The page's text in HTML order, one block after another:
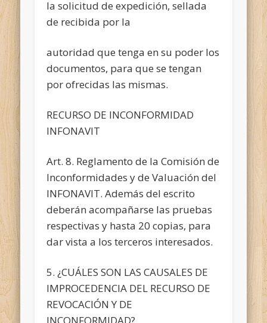
la solicitud de expedición, sellada
de recibida por la
autoridad que tenga en su poder los
documentos, para que se tengan
por ofrecidas las mismas.
RECURSO DE INCONFORMIDAD
INFONAVIT
Art. 8. Reglamento de la Comisión de
Inconformidades y de Valuación del
INFONAVIT. Además del escrito
deberán acompañarse las pruebas
respectivas y hasta 20 copias, para
dar vista a los terceros interesados.
5. ¿CUÁLES SON LAS CAUSALES DE
IMPROCEDENCIA DEL RECURSO DE
REVOCACIÓN Y DE
INCONFORMIDAD?